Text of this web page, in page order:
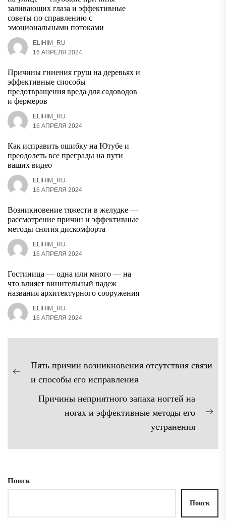
заливающих глаза и эффективные
советы по справлению с
эмоциональными потоками
ELIHIM_RU
16 АПРЕЛЯ 2024
Причины гниения груш на деревьях и
эффективные способы
предотвращения вреда для садоводов
и фермеров
ELIHIM_RU
16 АПРЕЛЯ 2024
Как исправить ошибку на Ютубе и
преодолеть все преграды на пути
ваших видео
ELIHIM_RU
16 АПРЕЛЯ 2024
Возникновение тяжести в желудке —
рассмотрение причин и эффективные
методы снятия дискомфорта
ELIHIM_RU
16 АПРЕЛЯ 2024
Гостиница — одна или много — на
что влияет винительный падеж
названия архитектурного сооружения
ELIHIM_RU
16 АПРЕЛЯ 2024
Навигация
по
записям
Предыдущая
Пять причин возникновения отсутствия связи
и способы его исправления
Причины неприятного запаха ногтей на
ногах и эффективные методы его
устранения
Поиск
Поиск